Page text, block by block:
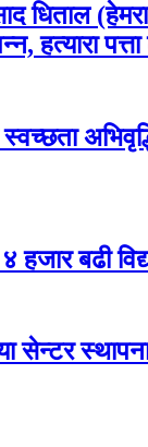
धिताल
हत्यारा
हजार बढी
सेन्टर